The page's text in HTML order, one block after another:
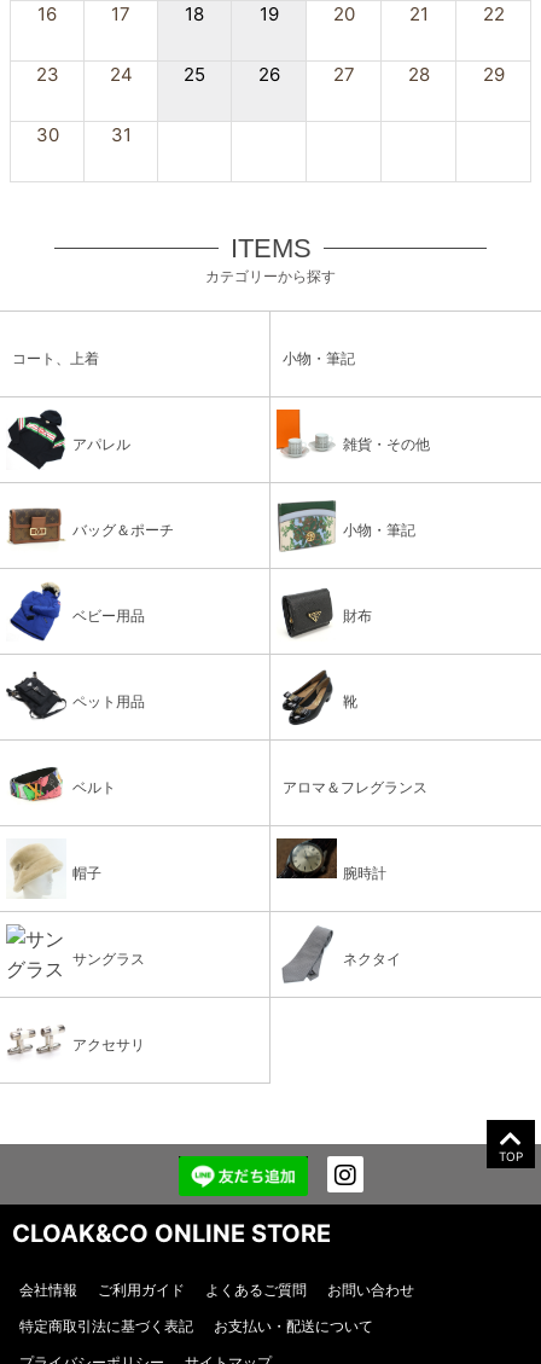
16 17 18 19 20 21 22
23 24 25 26 27 28 29
30 31
ITEMS
カテゴリーから探す
コート、上着 小物・筆記
アパレル 雑貨・その他
バッグ＆ポーチ 小物・筆記
ベビー用品 財布
ペット用品 靴
ベルト アロマ＆フレグランス
帽子 腕時計
サングラス ネクタイ
アクセサリ
TOP
CLOAK&CO ONLINE STORE
会社情報 ご利用ガイド よくあるご質問
お問い合わせ
特定商取引法に基づく表記
お支払い・配送について